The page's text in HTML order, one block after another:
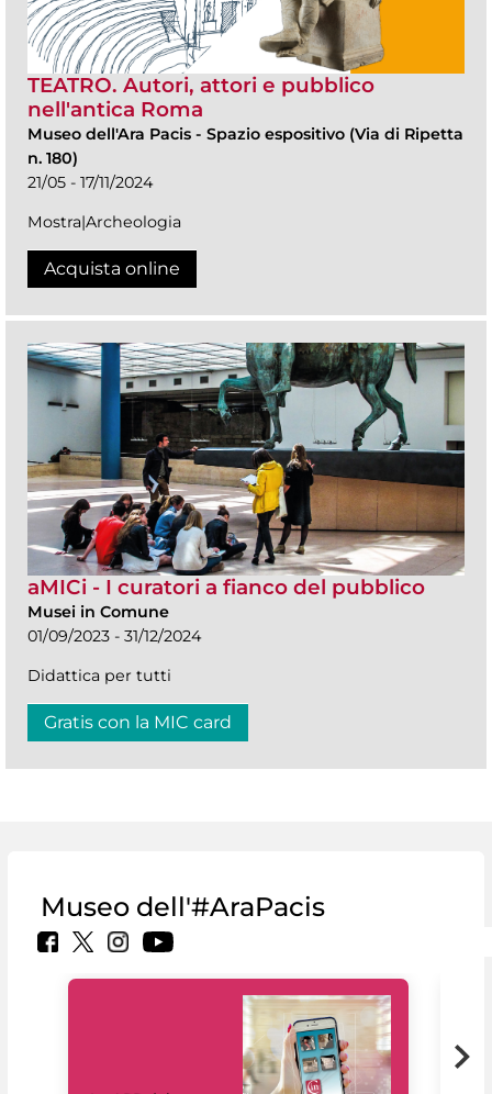
TEATRO. Autori, attori e pubblico
nell'antica Roma
Museo dell'Ara Pacis - Spazio espositivo (Via di Ripetta
n. 180)
21/05 - 17/11/2024
Mostra|Archeologia
Acquista online
aMICi - I curatori a fianco del pubblico
Musei in Comune
01/09/2023 - 31/12/2024
Didattica per tutti
Gratis con la MIC card
Museo dell'#AraPacis